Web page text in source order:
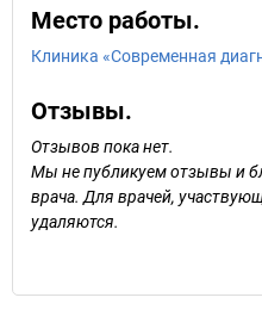
Место работы.
Клиника «Современная
Отзывы.
Отзывов пока нет.
Мы не публикуем отзывы и
врача. Для врачей,
удаляются.